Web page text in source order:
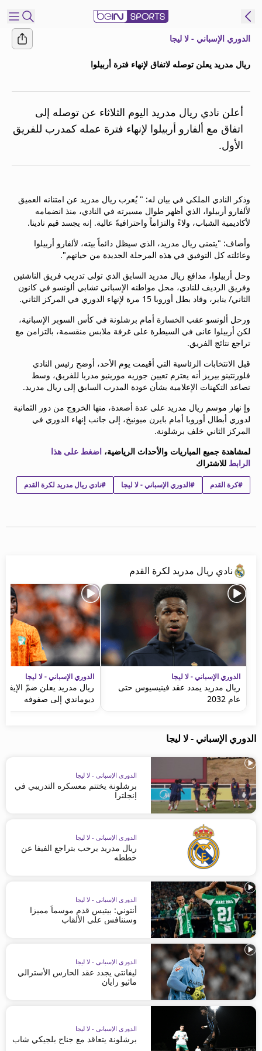
النسخة
MENA
إدارة
قائمة
النشرة
اتصل بنا
beIN CONNECT
beIN MEDIA GROUP
ترددات beIN SPORTS
الأسئلة الأكثر شيوعاً
دليل التلفاز
احصل على beIN
معلومات عن هذا الموقع
الدوري الإسباني - لا ليجا
ريال مدريد يعلن توصله لاتفاق لإنهاء فترة أربيلوا
أعلن نادي ريال مدريد اليوم الثلاثاء عن توصله إلى
اتفاق مع ألفارو أربيلوا لإنهاء فترة عمله كمدرب للفريق
الأول.
وذكر النادي الملكي في بيان له: " يُعرب ريال مدريد عن امتنانه العميق
لألفارو أربيلوا، الذي أظهر طوال مسيرته في النادي، منذ انضمامه
لأكاديمية الشباب، ولاءً والتزاماً واحترافيةً عالية. إنه يجسد قيم نادينا.
وأضاف: "يتمنى ريال مدريد، الذي سيظل دائماً بيته، لألفارو أربيلوا
وعائلته كل التوفيق في هذه المرحلة الجديدة من حياتهم".
وحل أربيلوا، مدافع ريال مدريد السابق الذي تولى تدريب فريق الناشئين
وفريق الرديف للنادي، محل مواطنه الإسباني تشابي ألونسو في كانون
الثاني/ يناير، وقاد بطل أوروبا 15 مرة لإنهاء الدوري في المركز الثاني.
ورحل ألونسو عقب الخسارة أمام برشلونة في كأس السوبر الإسبانية،
لكن أربيلوا عانى في السيطرة على غرفة ملابس منقسمة، بالتزامن مع
تراجع نتائج الفريق.
قبل الانتخابات الرئاسية التي أقيمت يوم الأحد، أوضح رئيس النادي
فلورنتينو بيريز أنه يعتزم تعيين جوزيه مورينيو مدربا للفريق، وسط
تصاعد التكهنات الإعلامية بشأن عودة المدرب السابق إلى ريال مدريد.
وإ نهار موسم ريال مدريد على عدة أصعدة، منها الخروج من دور الثمانية
لدوري أبطال أوروبا أمام بايرن ميونيخ، إلى جانب إنهاء الدوري في
المركز الثاني خلف برشلونة.
لمشاهدة جميع المباريات والأحداث الرياضية، اضغط على هذا
الرابط للاشتراك
#كرة القدم #الدوري الإسباني - لا ليجا #نادي ريال مدريد لكرة القدم
نادي ريال مدريد لكرة القدم
الدوري الإسباني - لا ليجا
ريال مدريد يمدد عقد فينيسيوس حتى
عام 2032
الدوري الإسباني - لا ليجا
ريال مدريد يعلن ضمّ
ديوماندي إلى صفوفه
الدوري الإسباني - لا ليجا
الدوري الإسباني - لا ليجا
برشلونة يختتم معسكره التدريبي في
إنجلترا
الدوري الإسباني - لا ليجا
ريال مدريد يرحب بتراجع الفيفا عن
خططه
الدوري الإسباني - لا ليجا
أنتوني: بيتيس قدم موسماً مميزا
وسننافس على الألقاب
الدوري الإسباني - لا ليجا
ليفانتي يجدد عقد الحارس الأسترالي
ماثيو رايان
الدوري الإسباني - لا ليجا
برشلونة يتعاقد مع جناح بلجيكي شاب